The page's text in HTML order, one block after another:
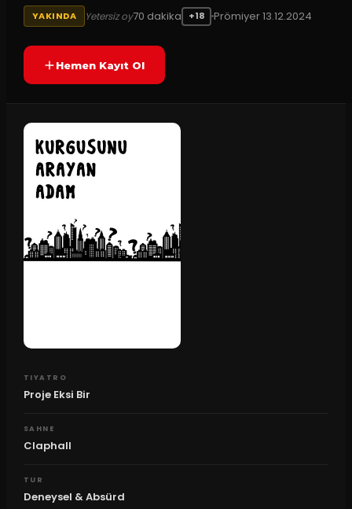
YAKINDA Yetersiz oy70 dakika +18 Prömiyer13.12.2024
Hemen Kayıt Ol
TIYATRO
Proje Eksi Bir
SAHNE
Claphall
TUR
Deneysel & Absürd